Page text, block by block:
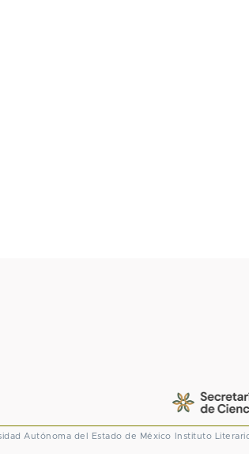
Autónoma del Estado de México Instituto